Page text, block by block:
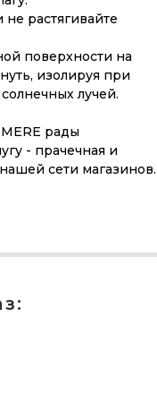
растягивайте
поверхности на
изолируя при
лучей.
рады
- прачечная и
сети магазинов.